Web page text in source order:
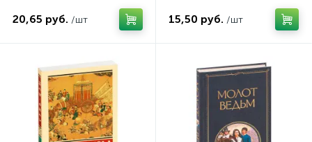
20,65 руб. /шт 15,50 руб. /шт